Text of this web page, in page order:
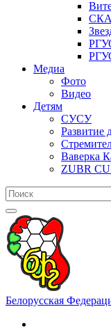
Медиа
Фото
Видео
Детям
СУСУ
Развитие
Ваверка
ZUBR
Белорусская